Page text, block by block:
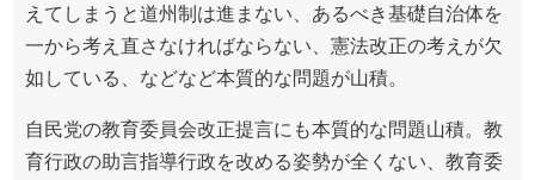
えてしまうと道州制は進まない、あるべき基礎自治体を
一から考え直さなければならない、憲法改正の考えが欠
如している、などなど本質的な問題が山積。
自民党の教育委員会改正提言にも本質的な問題山積。教
育行政の助言指導行政を改める姿勢が全くない、教育委